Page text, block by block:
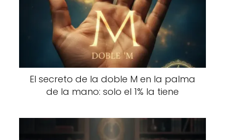
El secreto de la doble M en la palma
de la mano: solo el 1% la tiene